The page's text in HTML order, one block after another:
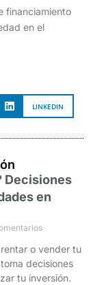
financiamiento
en el
LINKEDIN
Decisiones
en
o vender tu
decisiones
tu inversión.